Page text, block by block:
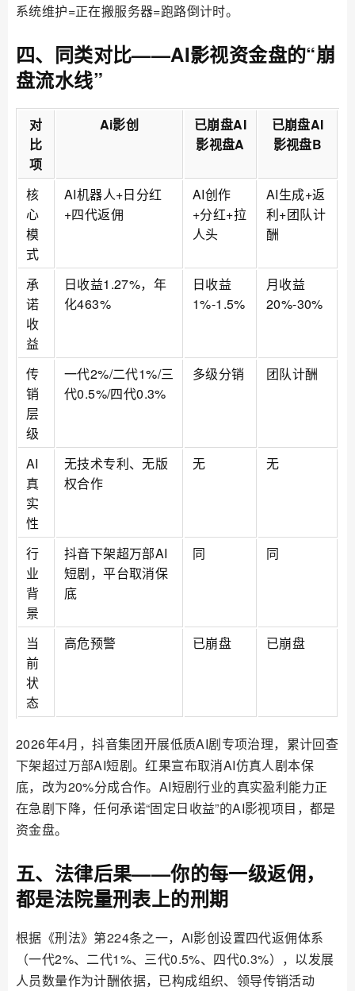
系统维护=正在搬服务器=跑路倒计时。
四、同类对比——AI影视资金盘的“崩
盘流水线”
对
比
项
Ai影创
已崩盘AI
影视盘A
已崩盘AI
影视盘B
核
心
模
式
AI机器人+日分红
+四代返佣
AI创作
+分红+拉
人头
AI生成+返
利+团队计
酬
承
诺
收
益
日收益1.27%，年
化463%
日收益
1%-1.5%
月收益
20%-30%
传
销
层
级
一代2%/二代1%/三
代0.5%/四代0.3%
多级分销 团队计酬
AI
真
实
性
无技术专利、无版
权合作
无 无
行
业
背
景
抖音下架超万部AI
短剧，平台取消保
底
同 同
当
前
状
态
高危预警 已崩盘 已崩盘
2026年4月，抖音集团开展低质AI剧专项治理，累计回查
下架超过万部AI短剧。红果宣布取消AI仿真人剧本保
底，改为20%分成合作。AI短剧行业的真实盈利能力正
在急剧下降，任何承诺“固定日收益”的AI影视项目，都是
资金盘。
五、法律后果——你的每一级返佣，
都是法院量刑表上的刑期
根据《刑法》第224条之一，Ai影创设置四代返佣体系
（一代2%、二代1%、三代0.5%、四代0.3%），以发展
人员数量作为计酬依据，已构成组织、领导传销活动